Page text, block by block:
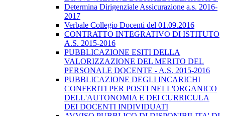
Determina Dirigenziale Assicurazione a.s. 2016-
2017
Verbale Collegio Docenti del 01.09.2016
CONTRATTO INTEGRATIVO DI ISTITUTO
A.S. 2015-2016
PUBBLICAZIONE ESITI DELLA
VALORIZZAZIONE DEL MERITO DEL
PERSONALE DOCENTE - A.S. 2015-2016
PUBBLICAZIONE DEGLI INCARICHI
CONFERITI PER POSTI NELL'ORGANICO
DELL'AUTONOMIA E DEI CURRICULA
DEI DOCENTI INDIVIDUATI